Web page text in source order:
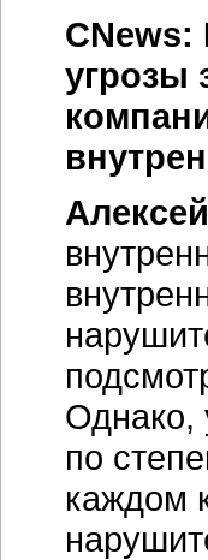
CNews:
угрозы
Однако,
по
каждом